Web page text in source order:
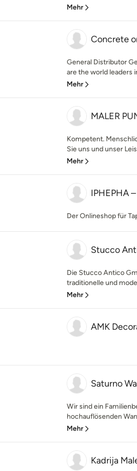
Mehr
Concrete
General Distributor
are the world leaders
Mehr
MALER
Kompetent.
Sie uns und unser
Mehr
IPHEPHA
Der Onlineshop für
Stucco
Die Stucco Antico
traditionelle und
Mehr
AMK
Saturno
Wir sind ein
hochauflösenden
Mehr
Kadrija